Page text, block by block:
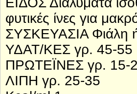
φυτικές ίνες για
ΣΥΣΚΕΥΑΣΙΑ Φιάλη
ΥΔΑΤ/ΚΕΣ γρ. 45-55
ΠΡΩΤΕΪΝΕΣ γρ. 15-
ΛΙΠΗ γρ. 25-35